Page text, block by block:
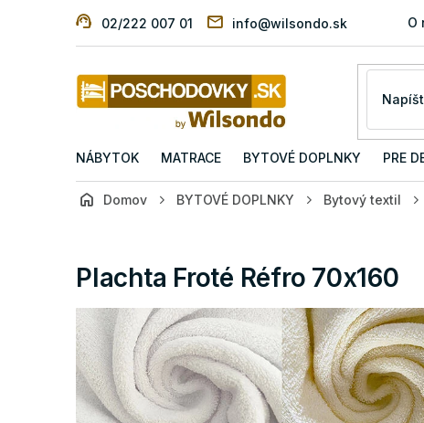
02/222 007 01 info@wilsondo.sk O
NÁBYTOK MATRACE BYTOVÉ DOPLNKY PRE
Domov BYTOVÉ DOPLNKY Bytový textil
Plachta Froté Réfro 70x160